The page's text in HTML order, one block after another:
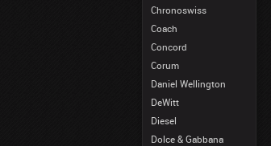
Chronoswiss
Coach
Concord
Corum
Daniel Wellington
DeWitt
Diesel
Dolce & Gabbana